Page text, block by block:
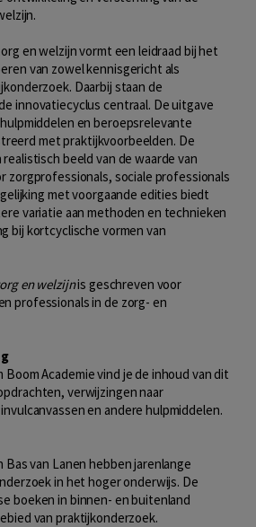
en welzijn vormt een leidraad bij het
van zowel kennisgericht als
Daarbij staan de
innovatiecyclus centraal. De uitgave
en beroepsrelevante
met praktijkvoorbeelden. De
beeld van de waarde van
zorgprofessionals, sociale professionals
met voorgaande edities biedt
variatie aan methoden en technieken
bij kortcyclische vormen van
en welzijnis geschreven voor
professionals in de zorg- en
Academie vind je de inhoud van dit
verwijzingen naar
en andere hulpmiddelen.
Bas van Lanen hebben jarenlange
in het hoger onderwijs. De
boeken in binnen- en buitenland
van praktijkonderzoek.